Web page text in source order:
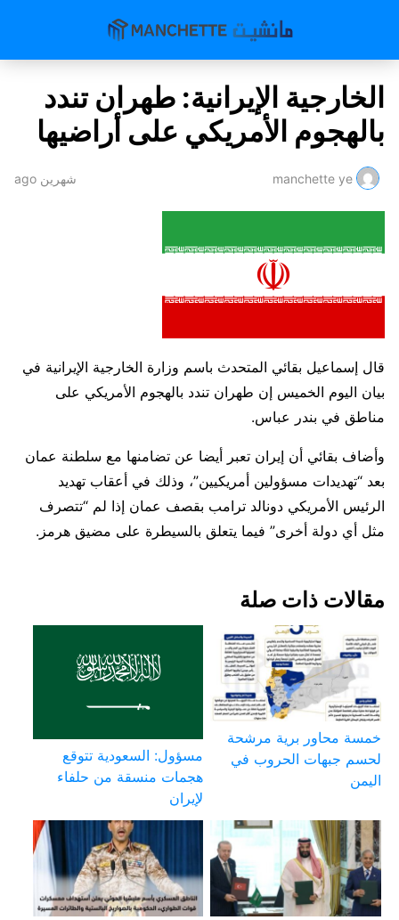
الخارجية الإيرانية: طهران تندد
بالهجوم الأمريكي على أراضيها
manchette ye شهرين ago
قال إسماعيل ​بقائي المتحدث باسم ‌وزارة الخارجية الإيرانية في
بيان اليوم ​الخميس إن ​طهران تندد بالهجوم الأمريكي ⁠على
مناطق ​في بندر عباس.
وأضاف ​بقائي أن إيران تعبر أيضا عن تضامنها مع ​سلطنة عمان ​
بعد “تهديدات مسؤولين أمريكيين”، وذلك ‌في ⁠أعقاب تهديد
الرئيس الأمريكي دونالد ترامب بقصف عمان ​إذا ​لم “تتصرف
⁠مثل أي دولة أخرى” ​فيما يتعلق بالسيطرة ​على ⁠مضيق هرمز.
مقالات ذات صلة
خمسة محاور برية مرشحة
لحسم جبهات الحروب في
اليمن
مسؤول: السعودية تتوقع
هجمات منسقة من حلفاء
لإيران